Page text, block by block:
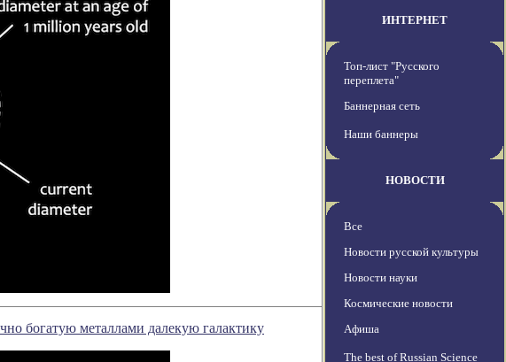
богатую металлами далекую галактику
ИНТЕРНЕТ
Топ-лист "Русского
переплета"
Баннерная сеть
Наши баннеры
НОВОСТИ
Все
Новости русской культуры
Новости науки
Космические новости
Афиша
The best of Russian Science